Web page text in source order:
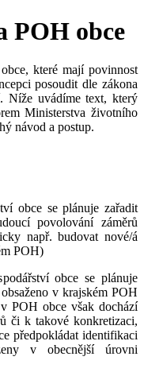
POH obce
které mají povinnost
posoudit dle zákona
Níže uvádíme text, který
Ministerstva životního
návod a postup.
obce se plánuje zařadit
povolování záměrů
např. budovat nové/á
POH)
obce se plánuje
v krajském POH
POH obce však dochází
či k takové konkretizaci,
předpokládat identifikaci
v obecnější úrovni